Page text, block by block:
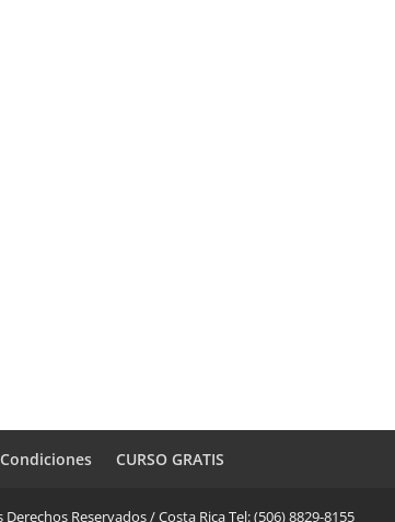
CURSO GRATIS
Reservados / Costa Rica Tel: (506) 8829-8155